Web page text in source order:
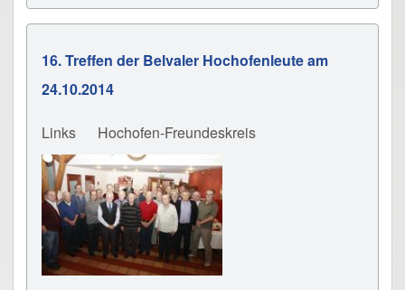
16. Treffen der Belvaler Hochofenleute am
24.10.2014
Links Hochofen-Freundeskreis